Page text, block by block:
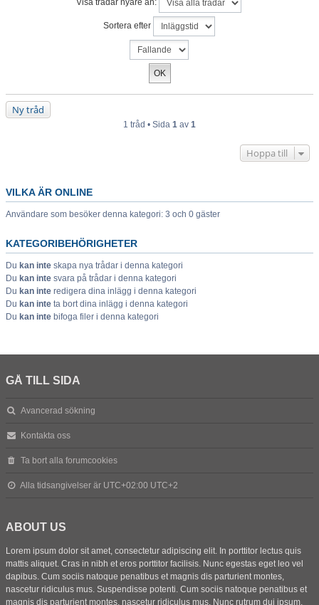
Visa trådar nyare än:
Sortera efter
Ny tråd
1 tråd • Sida 1 av 1
Hoppa till
VILKA ÄR ONLINE
Användare som besöker denna kategori: 3 och 0 gäster
KATEGORIBEHÖRIGHETER
Du kan inte skapa nya trådar i denna kategori
Du kan inte svara på trådar i denna kategori
Du kan inte redigera dina inlägg i denna kategori
Du kan inte ta bort dina inlägg i denna kategori
Du kan inte bifoga filer i denna kategori
GÅ TILL SIDA
Avancerad sökning
Kontakta oss
Ta bort alla forumcookies
Alla tidsangivelser är UTC+02:00 UTC+2
ABOUT US
Lorem ipsum dolor sit amet, consectetur adipiscing elit. In porttitor lectus quis
mattis aliquet. Cras in nibh et eros porttitor facilisis. Nunc egestas eget leo vel
dapibus. Cum sociis natoque penatibus et magnis dis parturient montes,
nascetur ridiculus mus. Suspendisse potenti. Cum sociis natoque penatibus et
magnis dis parturient montes, nascetur ridiculus mus. Nunc rutrum dui ipsum,